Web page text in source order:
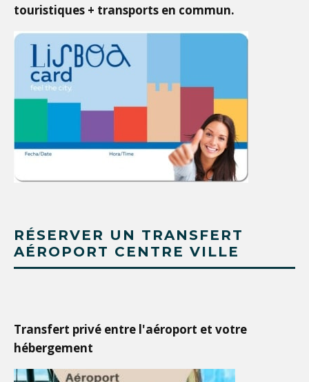
touristiques + transports en commun.
RÉSERVER UN TRANSFERT
AÉROPORT CENTRE VILLE
Transfert privé entre l'aéroport et votre
hébergement